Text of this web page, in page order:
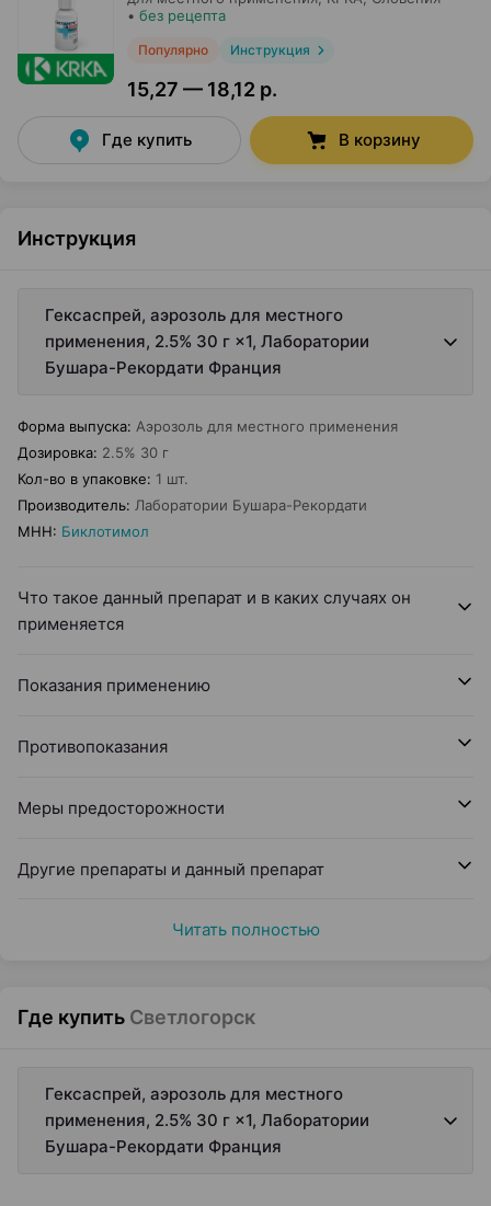
• без рецепта
Популярно Инструкция
15,27 — 18,12 р.
Где купить В корзину
Инструкция
Гексаспрей, аэрозоль для местного
применения, 2.5% 30 г ×1, Лаборатории
Бушара-Рекордати Франция
Форма выпуска: Аэрозоль для местного применения
Дозировка: 2.5% 30 г
Кол-во в упаковке: 1 шт.
Производитель: Лаборатории Бушара-Рекордати
МНН: Биклотимол
Что такое данный препарат и в каких случаях он
применяется
Показания применению
Противопоказания
Меры предосторожности
Другие препараты и данный препарат
Читать полностью
Где купить Светлогорск
Гексаспрей, аэрозоль для местного
применения, 2.5% 30 г ×1, Лаборатории
Бушара-Рекордати Франция